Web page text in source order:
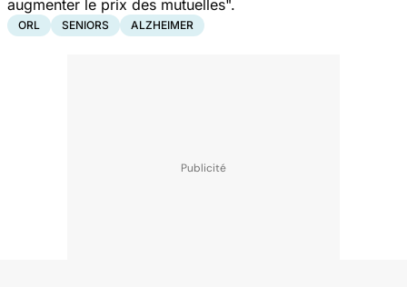
augmenter le prix des mutuelles".
ORL SENIORS ALZHEIMER